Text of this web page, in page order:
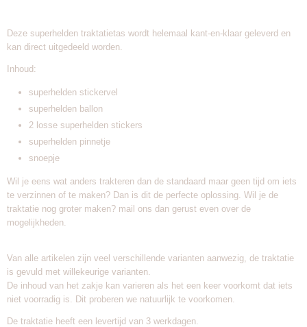
Deze superhelden traktatietas wordt helemaal kant-en-klaar geleverd en
kan direct uitgedeeld worden.
Inhoud:
superhelden stickervel
superhelden ballon
2 losse superhelden stickers
superhelden pinnetje
snoepje
Wil je eens wat anders trakteren dan de standaard maar geen tijd om iets
te verzinnen of te maken? Dan is dit de perfecte oplossing. Wil je de
traktatie nog groter maken? mail ons dan gerust even over de
mogelijkheden.
Van alle artikelen zijn veel verschillende varianten aanwezig, de traktatie
is gevuld met willekeurige varianten.
De inhoud van het zakje kan varieren als het een keer voorkomt dat iets
niet voorradig is. Dit proberen we natuurlijk te voorkomen.
De traktatie heeft een levertijd van 3 werkdagen.